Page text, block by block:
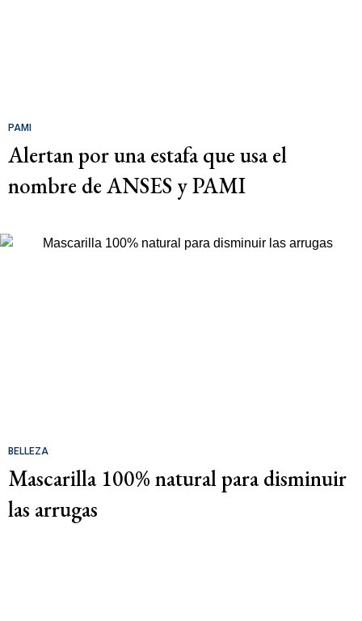
PAMI
Alertan por una estafa que usa el
nombre de ANSES y PAMI
BELLEZA
Mascarilla 100% natural para disminuir
las arrugas